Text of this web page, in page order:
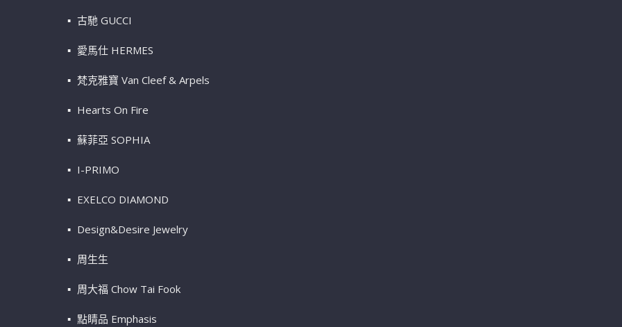
古馳 GUCCI
愛馬仕 HERMES
梵克雅寶 Van Cleef & Arpels
Hearts On Fire
蘇菲亞 SOPHIA
I-PRIMO
EXELCO DIAMOND
Design&Desire Jewelry
周生生
周大福 Chow Tai Fook
點睛品 Emphasis